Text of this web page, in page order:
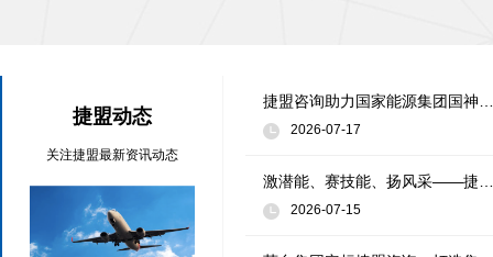
捷盟动态
关注捷盟最新资讯动态
2026-07-17
2026-07-15